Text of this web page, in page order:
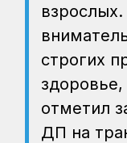
строгих
отметил
ДП на